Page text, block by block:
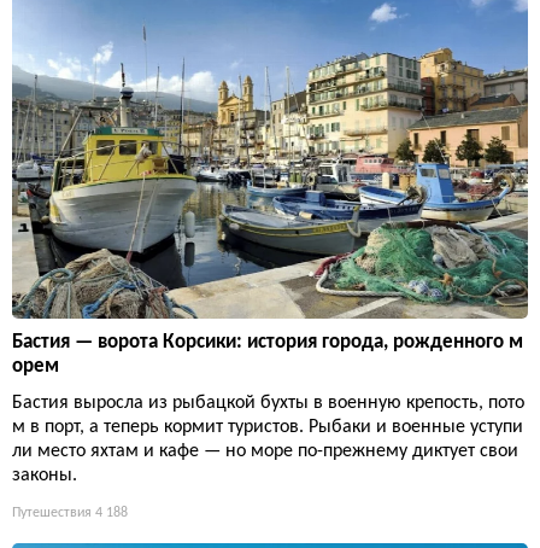
Бастия — ворота Корсики: история города, рожденного м
орем
Бастия выросла из рыбацкой бухты в военную крепость, пото
м в порт, а теперь кормит туристов. Рыбаки и военные уступи
ли место яхтам и кафе — но море по-прежнему диктует свои
законы.
Путешествия 4 188